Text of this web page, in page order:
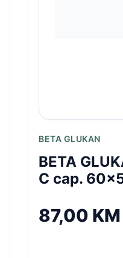
BETA GLUKAN
BETA
C cap.
87,00 KM